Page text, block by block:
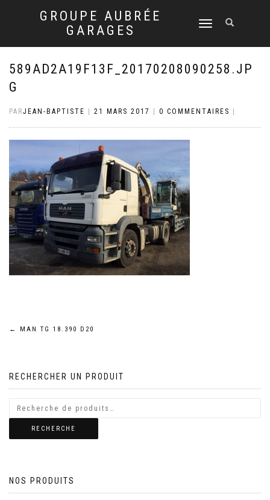
GROUPE AUBRÉE
GARAGES
DÉPLIER
NAVIGATION
589AD2A19F13F_20170208090258.JP
G
PARJEAN-BAPTISTE 21 MARS 2017 0 COMMENTAIRES
Navigation
l’article
← MAN TG 18.390 D20
RECHERCHER UN PRODUIT
RECHERCHE
NOS PRODUITS